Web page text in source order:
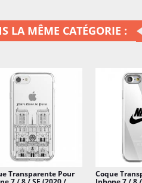
LA MÊME CATÉGORIE :
Transparente Pour Coque